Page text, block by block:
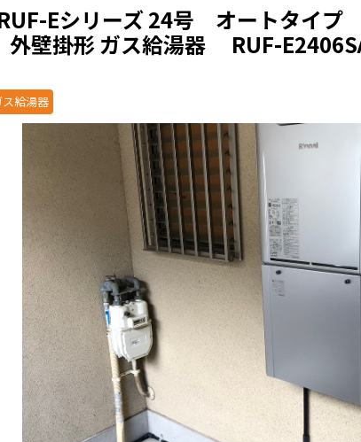
Eシリーズ 24号 オートタイプ
外壁掛形 ガス給湯器 RUF-
ス給湯器